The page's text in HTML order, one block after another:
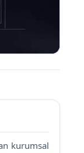
kurumsal